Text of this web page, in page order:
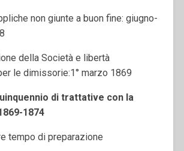
non giunte a buon fine: giugno-
della Società e libertà
le dimissorie:1° marzo 1869
di trattative con la
1874
tempo di preparazione